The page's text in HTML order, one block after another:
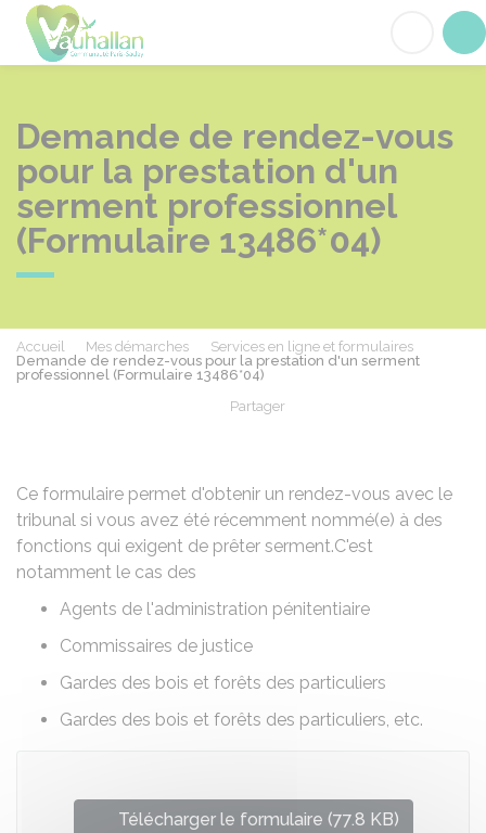
Demande de rendez-vous
pour la prestation d'un
serment professionnel
(Formulaire 13486*04)
Accueil Mes démarches
Services en ligne et formulaires
Demande de rendez-vous pour la prestation d'un serment
professionnel (Formulaire 13486*04)
Partager
Ce formulaire permet d'obtenir un rendez-vous avec le
tribunal si vous avez été récemment nommé(e) à des
fonctions qui exigent de prêter serment.C'est
notamment le cas des
Agents de l'administration pénitentiaire
Commissaires de justice
Gardes des bois et forêts des particuliers
Gardes des bois et forêts des particuliers, etc.
Télécharger le formulaire (77.8 KB)